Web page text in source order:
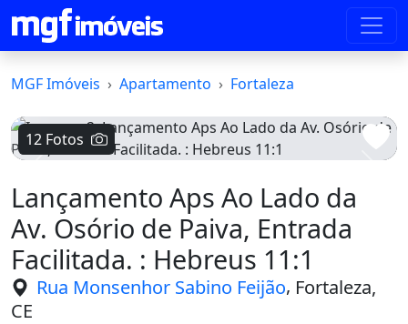
MGF Imóveis Apartamento Fortaleza
12 Fotos
Lançamento Aps Ao Lado da
Av. Osório de Paiva, Entrada
Facilitada. : Hebreus 11:1
Rua Monsenhor Sabino Feijão, Fortaleza,
CE